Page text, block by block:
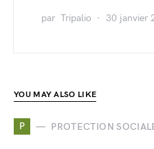
par Tripalio 30 janvier
YOU MAY ALSO LIKE
P PROTECTION